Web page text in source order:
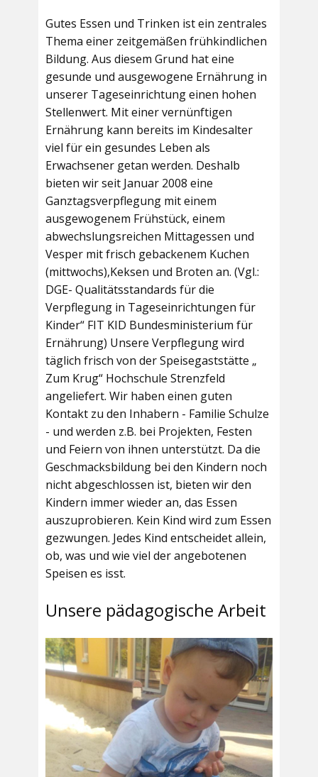
Gutes Essen und Trinken ist ein zentrales
Thema einer zeitgemäßen frühkindlichen
Bildung. Aus diesem Grund hat eine
gesunde und ausgewogene Ernährung in
unserer Tageseinrichtung einen hohen
Stellenwert. Mit einer vernünftigen
Ernährung kann bereits im Kindesalter
viel für ein gesundes Leben als
Erwachsener getan werden. Deshalb
bieten wir seit Januar 2008 eine
Ganztagsverpflegung mit einem
ausgewogenem Frühstück, einem
abwechslungsreichen Mittagessen und
Vesper mit frisch gebackenem Kuchen
(mittwochs),Keksen und Broten an. (Vgl.:
DGE- Qualitätsstandards für die
Verpflegung in Tageseinrichtungen für
Kinder“ FIT KID Bundesministerium für
Ernährung) Unsere Verpflegung wird
täglich frisch von der Speisegaststätte „
Zum Krug“ Hochschule Strenzfeld
angeliefert. Wir haben einen guten
Kontakt zu den Inhabern - Familie Schulze
- und werden z.B. bei Projekten, Festen
und Feiern von ihnen unterstützt. Da die
Geschmacksbildung bei den Kindern noch
nicht abgeschlossen ist, bieten wir den
Kindern immer wieder an, das Essen
auszuprobieren. Kein Kind wird zum Essen
gezwungen. Jedes Kind entscheidet allein,
ob, was und wie viel der angebotenen
Speisen es isst.
Unsere pädagogische Arbeit